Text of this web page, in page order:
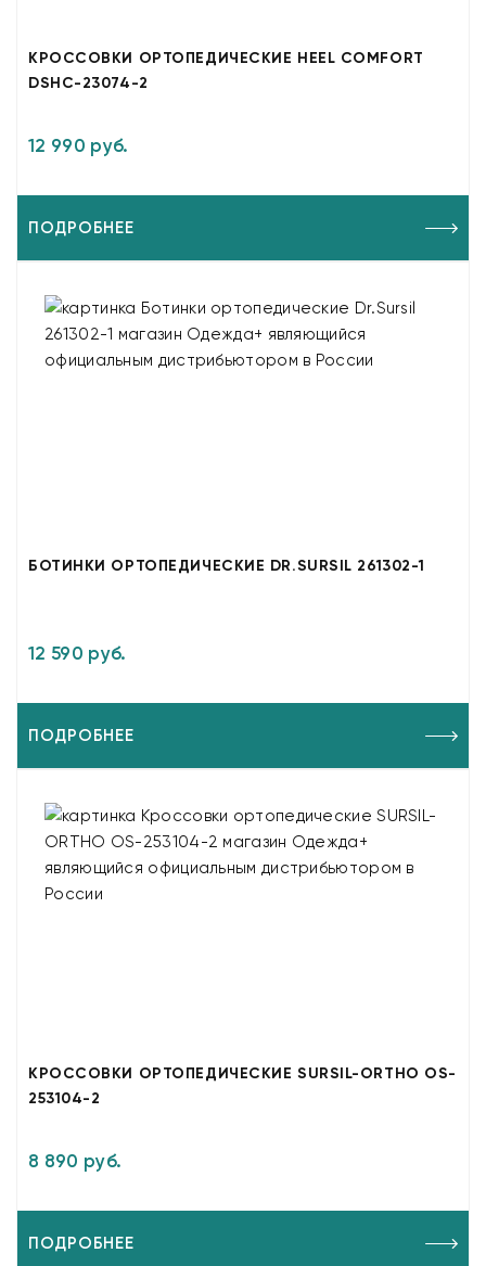
КРОССОВКИ ОРТОПЕДИЧЕСКИЕ HEEL COMFORT
DSHC-23074-2
12 990 руб.
ПОДРОБНЕЕ
БОТИНКИ ОРТОПЕДИЧЕСКИЕ DR.SURSIL 261302-1
12 590 руб.
ПОДРОБНЕЕ
КРОССОВКИ ОРТОПЕДИЧЕСКИЕ SURSIL-ORTHO OS-
253104-2
8 890 руб.
ПОДРОБНЕЕ